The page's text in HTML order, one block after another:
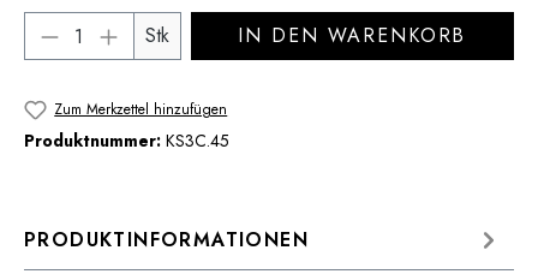
Produkt Anzahl: Gib den gewünschten
Stk IN DEN WARENKORB
Zum Merkzettel hinzufügen
Produktnummer: KS3C.45
PRODUKTINFORMATIONEN